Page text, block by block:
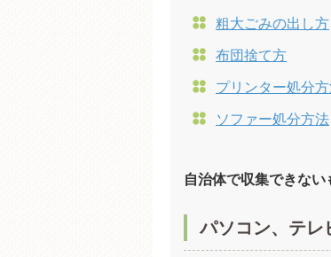
粗大ごみの出し方
布団捨て方
プリンター処分
ソファー処分方法
自治体で収集できない
パソコン、テレ